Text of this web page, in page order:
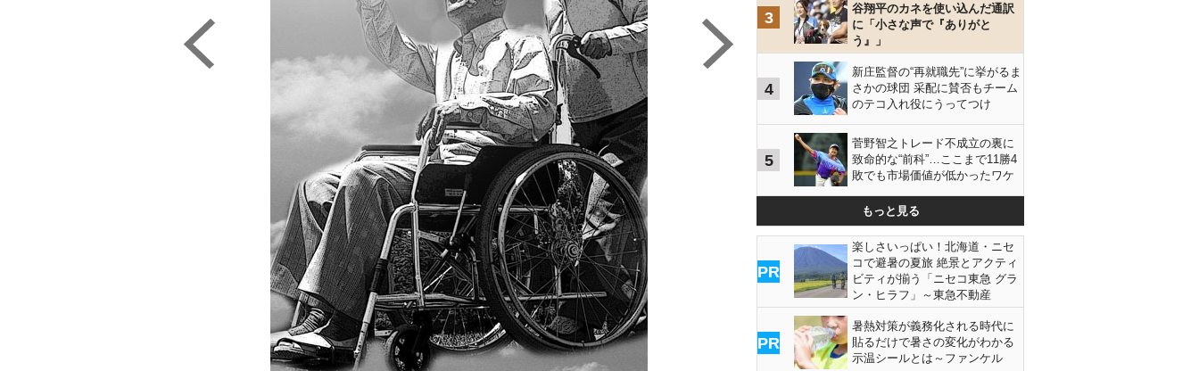
3
谷翔平のカネを使い込んだ通訳
に「小さな声で『ありがと
う』」
4
新庄監督の“再就職先”に挙がるま
さかの球団 采配に賛否もチーム
のテコ入れ役にうってつけ
5
菅野智之トレード不成立の裏に
致命的な“前科”…ここまで11勝4
敗でも市場価値が低かったワケ
もっと見る
PR
楽しさいっぱい！北海道・ニセ
コで避暑の夏旅 絶景とアクティ
ビティが揃う「ニセコ東急 グラ
ン・ヒラフ」～東急不動産
PR
暑熱対策が義務化される時代に
貼るだけで暑さの変化がわかる
示温シールとは～ファンケル